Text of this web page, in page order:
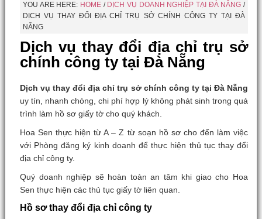
YOU ARE HERE: HOME / DỊCH VỤ DOANH NGHIỆP TẠI ĐÀ NẴNG /
DỊCH VỤ THAY ĐỔI ĐỊA CHỈ TRỤ SỞ CHÍNH CÔNG TY TẠI ĐÀ
NẴNG
Dịch vụ thay đổi địa chỉ trụ sở
chính công ty tại Đà Nẵng
Dịch vụ thay đổi địa chỉ trụ sở chính công ty tại Đà Nẵng
uy tín, nhanh chóng, chi phí hợp lý không phát sinh trong quá
trình làm hồ sơ giấy tờ cho quý khách.
Hoa Sen thực hiện từ A – Z từ soạn hồ sơ cho đến làm việc
với Phòng đăng ký kinh doanh để thực hiện thủ tục thay đổi
địa chỉ công ty.
Quý doanh nghiệp sẽ hoàn toàn an tâm khi giao cho Hoa
Sen thực hiện các thủ tục giấy tờ liên quan.
Hồ sơ thay đổi địa chỉ công ty